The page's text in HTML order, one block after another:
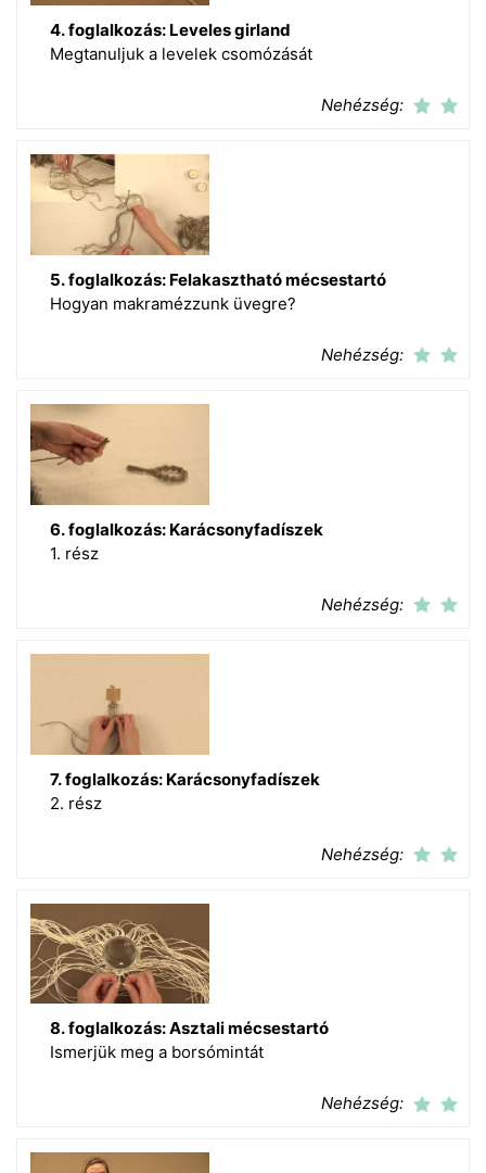
4. foglalkozás: Leveles girland
Megtanuljuk a levelek csomózását
Nehézség:
5. foglalkozás: Felakasztható mécsestartó
Hogyan makramézzunk üvegre?
Nehézség:
6. foglalkozás: Karácsonyfadíszek
1. rész
Nehézség:
7. foglalkozás: Karácsonyfadíszek
2. rész
Nehézség:
8. foglalkozás: Asztali mécsestartó
Ismerjük meg a borsómintát
Nehézség: